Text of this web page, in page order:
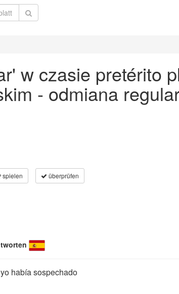
w czasie pretérito
- odmiana
spielen überprüfen
yo había sospechado